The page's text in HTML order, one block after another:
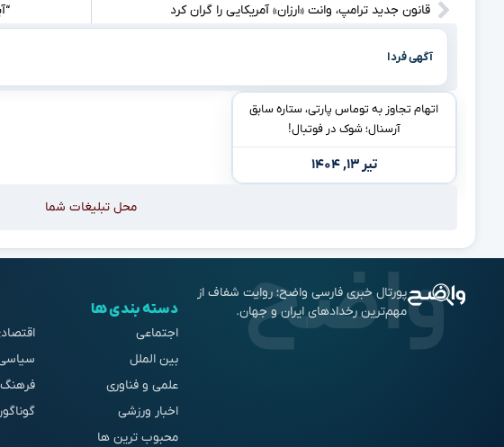
قانون جدید ترامپ، وانت «ارزان» آمریکایی را گران‌ کرد
آگهی فردا
اتهام تجاوز به توماس پارتی، ستاره سابق
آرسنال؛ شوک در فوتبال!
تیر ۱۳, ۱۴۰۴
محل تبلیغات شما
پورتال خبری فارسی واضح؛ روایت شفاف از
مهم‌ترین رخدادهای ایران و جهان.
دسته بندی ها
اجتماعی
بین الملل
علمی و فناوری
اخبار ورزشی
محبوب ترین ها